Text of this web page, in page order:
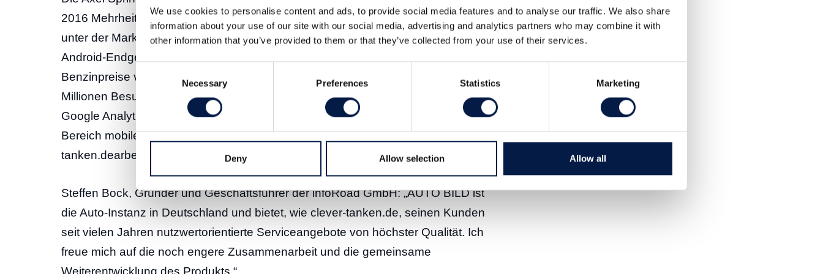
We use cookies to personalise content and ads, to provide social media features and to analyse our traffic. We also share
information about your use of our site with our social media, advertising and analytics partners who may combine it with
other information that you’ve provided to them or that they’ve collected from your use of their services.
Selection
Necessary Preferences Statistics Marketing
Deny Allow selection Allow all
2016 Mehrheitsgesellschafter der infoRoad GmbH. Die infoRoad GmbH betreibt
unter der Marke clever-tanken.de eine Website und eine mobile App für iOS- und
Android-Endgeräte. Der Verbraucherinformationsdienst, mit dem sich aktuelle
Benzinpreise von Tankstellen unabhängig vergleichen lassen, ist mit über 13,5
Millionen Besuchern pro Monat (stationäres und mobiles Internet, Quelle: IVW/
Google Analytics November 2015) Marktführer und vielfacher Testsieger im
Bereich mobiler Serviceapps für Autofahrer. Die AUTO BILD-Gruppe und clever-
tanken.dearbeiten bereits seit 2014 erfolgreich zusammen.
Steffen Bock, Gründer und Geschäftsführer der infoRoad GmbH: „AUTO BILD ist
die Auto-Instanz in Deutschland und bietet, wie clever-tanken.de, seinen Kunden
seit vielen Jahren nutzwertorientierte Serviceangebote von höchster Qualität. Ich
freue mich auf die noch engere Zusammenarbeit und die gemeinsame
Weiterentwicklung des Produkts.“